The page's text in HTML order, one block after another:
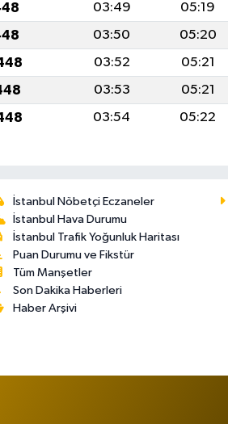
03:49 05:19
03:50 05:20
03:52 05:21
03:53 05:21
03:54 05:22
İstanbul Nöbetçi Eczaneler
İstanbul Hava Durumu
İstanbul Trafik Yoğunluk Haritası
Puan Durumu ve Fikstür
Tüm Manşetler
Son Dakika Haberleri
Haber Arşivi